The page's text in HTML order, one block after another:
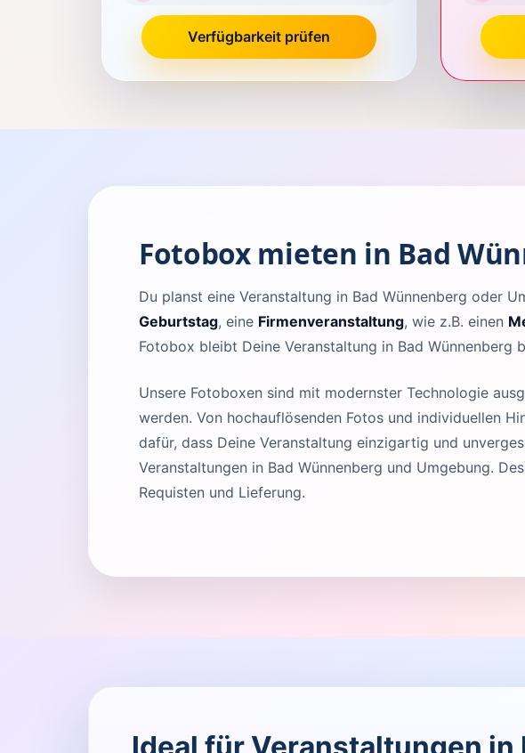
Verfügbarkeit prüfen
Fotobox mieten in Bad
Du planst eine Veranstaltung in Bad Wünnenberg oder
Geburtstag, eine Firmenveranstaltung, wie z.B. einen
Fotobox bleibt Deine Veranstaltung in Bad Wünnenberg
Unsere Fotoboxen sind mit modernster Technologie
werden. Von hochauflösenden Fotos und individuellen
dafür, dass Deine Veranstaltung einzigartig und
Veranstaltungen in Bad Wünnenberg und Umgebung.
Requisten und Lieferung.